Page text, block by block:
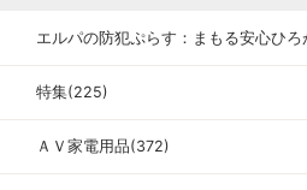
エルパの防犯ぷらす：まもる安心ひ
特集(225)
ＡＶ家電用品(372)